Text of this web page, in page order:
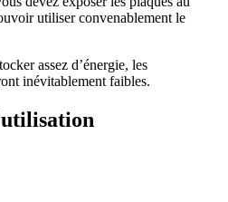
utiliser convenablement le
assez d’énergie, les
inévitablement faibles.